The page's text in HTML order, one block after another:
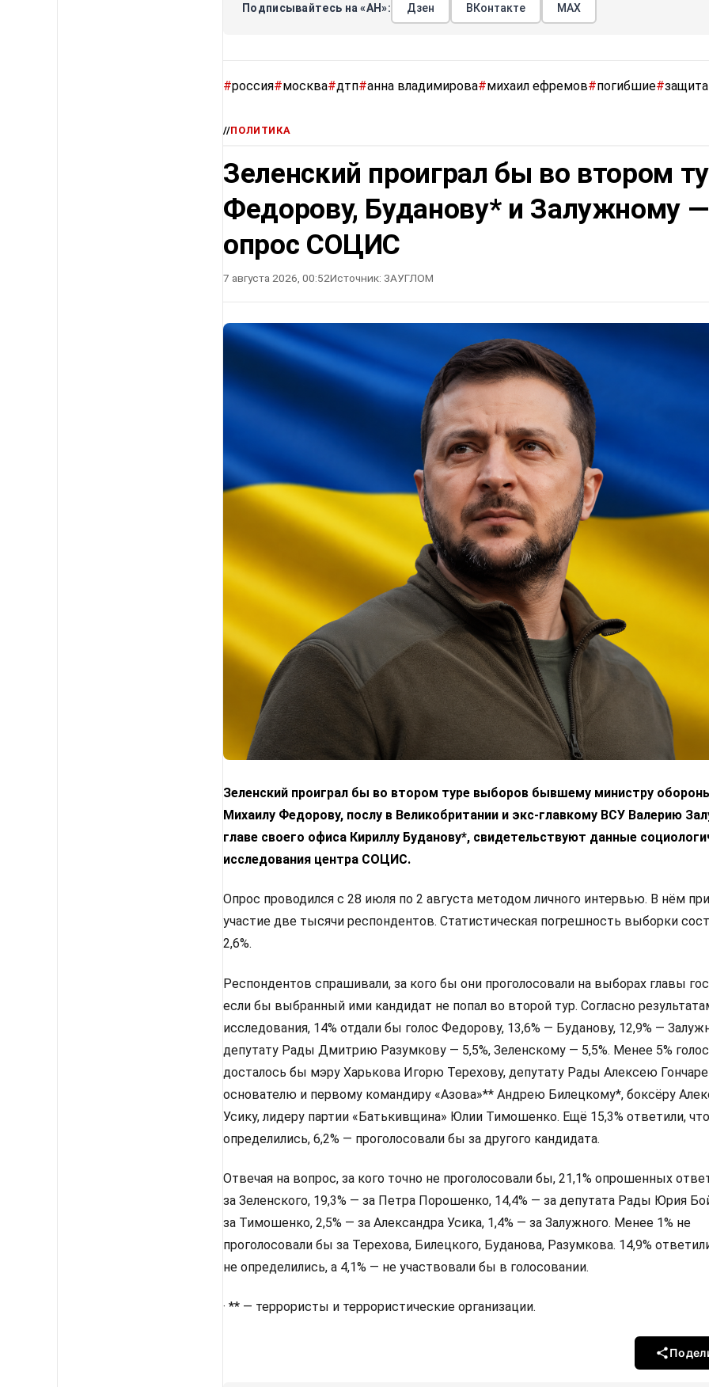
Подписывайтесь на «АН»: Дзен ВКонтакте МАХ
#россия#москва#дтп#анна владимирова#михаил ефремов#погибшие#защита
//ПОЛИТИКА
Зеленский проиграл бы во втором
Федорову, Буданову* и Залужному —
опрос СОЦИС
7 августа 2026, 00:52Источник: ЗАУГЛОМ
Зеленский проиграл бы во втором туре выборов бывшему министру
Михаилу Федорову, послу в Великобритании и экс-главкому ВСУ Валерию
главе своего офиса Кириллу Буданову*, свидетельствуют данные
исследования центра СОЦИС.
Опрос проводился с 28 июля по 2 августа методом личного интервью. В нём
участие две тысячи респондентов. Статистическая погрешность выборки
2,6%.
Респондентов спрашивали, за кого бы они проголосовали на выборах главы
если бы выбранный ими кандидат не попал во второй тур. Согласно
исследования, 14% отдали бы голос Федорову, 13,6% — Буданову, 12,9% —
депутату Рады Дмитрию Разумкову — 5,5%, Зеленскому — 5,5%. Менее 5%
досталось бы мэру Харькова Игорю Терехову, депутату Рады Алексею
основателю и первому командиру «Азова»** Андрею Билецкому*, боксёру
Усику, лидеру партии «Батькивщина» Юлии Тимошенко. Ещё 15,3% ответили,
определились, 6,2% — проголосовали бы за другого кандидата.
Отвечая на вопрос, за кого точно не проголосовали бы, 21,1% опрошенных
за Зеленского, 19,3% — за Петра Порошенко, 14,4% — за депутата Рады Юрия
за Тимошенко, 2,5% — за Александра Усика, 1,4% — за Залужного. Менее 1% не
проголосовали бы за Терехова, Билецкого, Буданова, Разумкова. 14,9%
не определились, а 4,1% — не участвовали бы в голосовании.
· ** — террористы и террористические организации.